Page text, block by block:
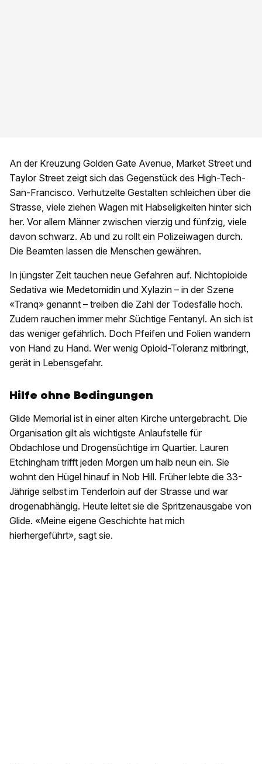
An der Kreuzung Golden Gate Avenue, Market Street und
Taylor Street zeigt sich das Gegenstück des High-Tech-
San-Francisco. Verhutzelte Gestalten schleichen über die
Strasse, viele ziehen Wagen mit Habseligkeiten hinter sich
her. Vor allem Männer zwischen vierzig und fünfzig, viele
davon schwarz. Ab und zu rollt ein Polizeiwagen durch.
Die Beamten lassen die Menschen gewähren.
In jüngster Zeit tauchen neue Gefahren auf. Nichtopioide
Sedativa wie Medetomidin und Xylazin – in der Szene
«Tranq» genannt – treiben die Zahl der Todesfälle hoch.
Zudem rauchen immer mehr Süchtige Fentanyl. An sich ist
das weniger gefährlich. Doch Pfeifen und Folien wandern
von Hand zu Hand. Wer wenig Opioid-Toleranz mitbringt,
gerät in Lebensgefahr.
Hilfe ohne Bedingungen
Glide Memorial ist in einer alten Kirche untergebracht. Die
Organisation gilt als wichtigste Anlaufstelle für
Obdachlose und Drogensüchtige im Quartier. Lauren
Etchingham trifft jeden Morgen um halb neun ein. Sie
wohnt den Hügel hinauf in Nob Hill. Früher lebte die 33-
Jährige selbst im Tenderloin auf der Strasse und war
drogenabhängig. Heute leitet sie die Spritzenausgabe von
Glide. «Meine eigene Geschichte hat mich
hierhergeführt», sagt sie.